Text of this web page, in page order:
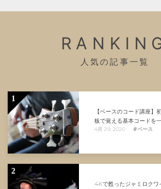
人気の記事一覧
1
【ベースのコード講座】
板で覚える基本コードを
4月 29, 2020 #ベース
2
4Kで甦ったジャミロク